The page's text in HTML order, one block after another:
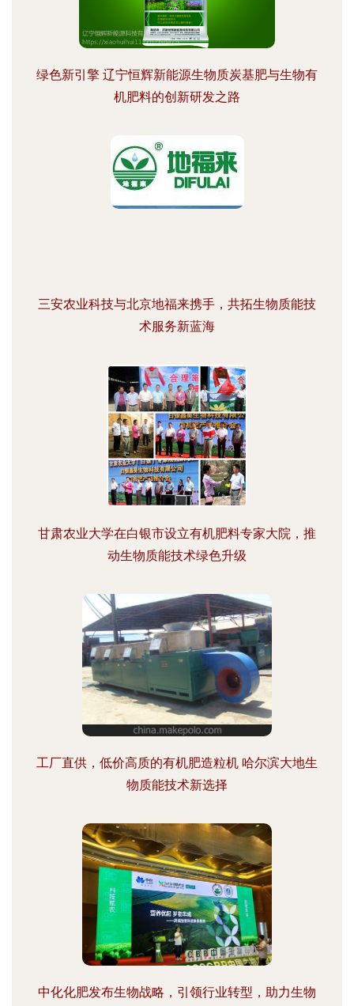
绿色新引擎 辽宁恒辉新能源生物质炭基肥与生物有
机肥料的创新研发之路
三安农业科技与北京地福来携手，共拓生物质能技
术服务新蓝海
甘肃农业大学在白银市设立有机肥料专家大院，推
动生物质能技术绿色升级
工厂直供，低价高质的有机肥造粒机 哈尔滨大地生
物质能技术新选择
中化化肥发布生物战略，引领行业转型，助力生物